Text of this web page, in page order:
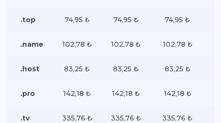
.top 74,95 ₺ 74,95 ₺ 74,95 ₺
.name 102,78 ₺ 102,78 ₺ 102,78 ₺
.host 83,25 ₺ 83,25 ₺ 83,25 ₺
.pro 142,18 ₺ 142,18 ₺ 142,18 ₺
.tv 335,76 ₺ 335,76 ₺ 335,76 ₺